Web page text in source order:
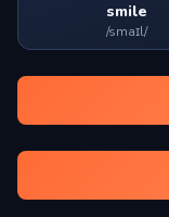
smile
/smaɪl/